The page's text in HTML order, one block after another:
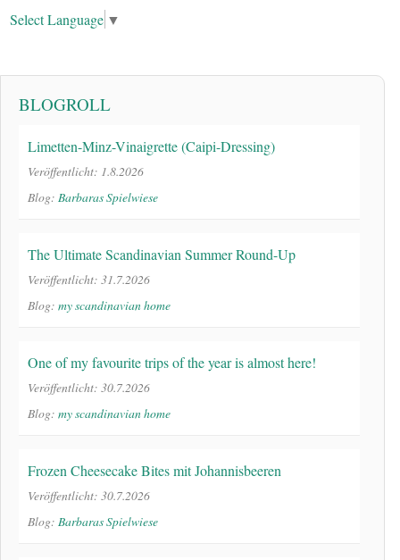
Select Language ▼
BLOGROLL
Limetten-Minz-Vinaigrette (Caipi-Dressing)
Veröffentlicht: 1.8.2026
Blog: Barbaras Spielwiese
The Ultimate Scandinavian Summer Round-Up
Veröffentlicht: 31.7.2026
Blog: my scandinavian home
One of my favourite trips of the year is almost here!
Veröffentlicht: 30.7.2026
Blog: my scandinavian home
Frozen Cheesecake Bites mit Johannisbeeren
Veröffentlicht: 30.7.2026
Blog: Barbaras Spielwiese